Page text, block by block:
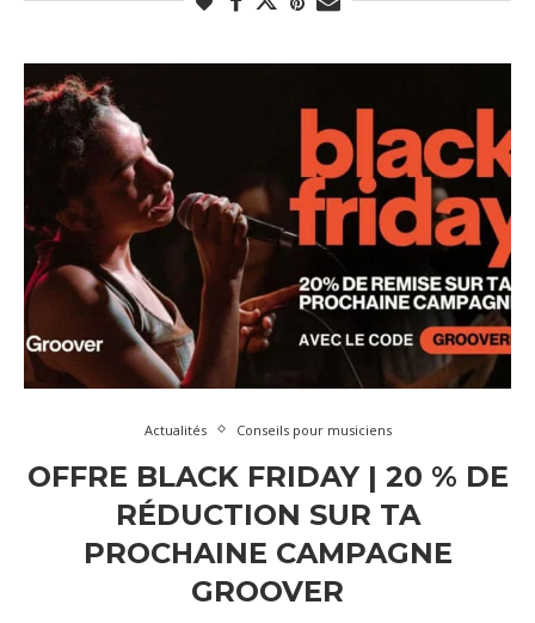
Actualités Conseils pour musiciens
OFFRE BLACK FRIDAY | 20 % DE
RÉDUCTION SUR TA
PROCHAINE CAMPAGNE
GROOVER